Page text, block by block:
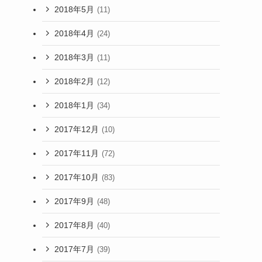
2018年5月 (11)
2018年4月 (24)
2018年3月 (11)
2018年2月 (12)
2018年1月 (34)
2017年12月 (10)
2017年11月 (72)
2017年10月 (83)
2017年9月 (48)
2017年8月 (40)
2017年7月 (39)